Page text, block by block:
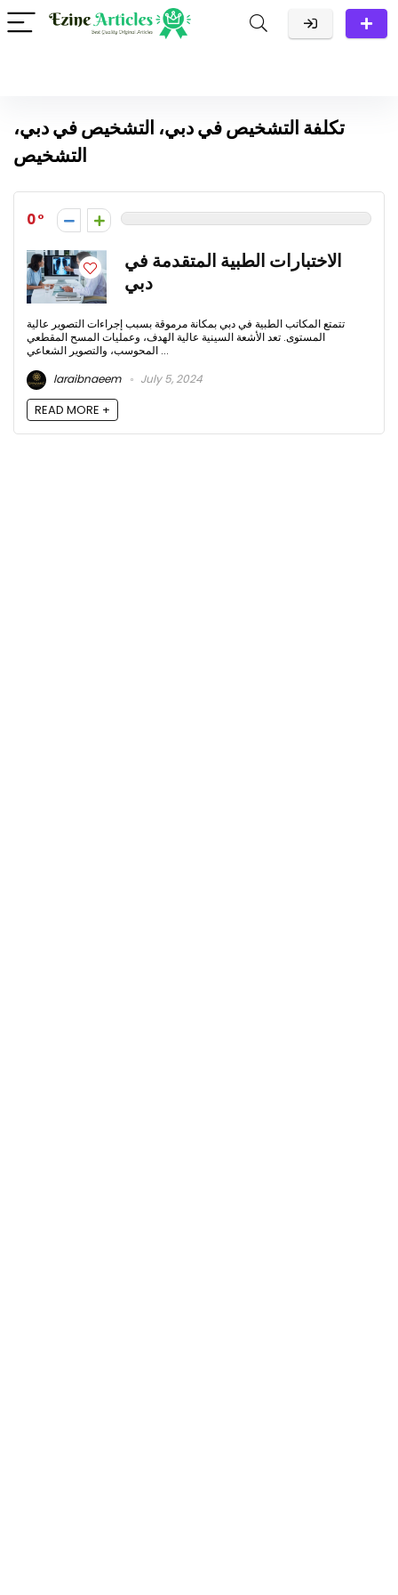
تكلفة التشخيص في دبي، التشخيص في دبي،
التشخيص
0
الاختبارات الطبية المتقدمة في
دبي
تتمتع المكاتب الطبية في دبي بمكانة مرموقة بسبب إجراءات التصوير عالية
المستوى. تعد الأشعة السينية عالية الهدف، وعمليات المسح المقطعي
المحوسب، والتصوير الشعاعي ...
laraibnaeem
July 5, 2024
READ MORE +